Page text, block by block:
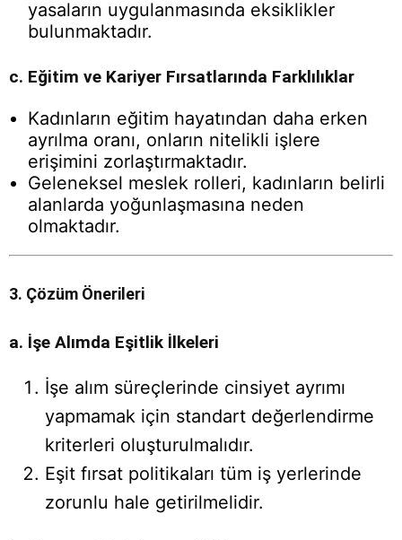
yasaların uygulanmasında eksiklikler
bulunmaktadır.
c. Eğitim ve Kariyer Fırsatlarında Farklılıklar
Kadınların eğitim hayatından daha erken
ayrılma oranı, onların nitelikli işlere
erişimini zorlaştırmaktadır.
Geleneksel meslek rolleri, kadınların belirli
alanlarda yoğunlaşmasına neden
olmaktadır.
3. Çözüm Önerileri
a. İşe Alımda Eşitlik İlkeleri
İşe alım süreçlerinde cinsiyet ayrımı
yapmamak için standart değerlendirme
kriterleri oluşturulmalıdır.
Eşit fırsat politikaları tüm iş yerlerinde
zorunlu hale getirilmelidir.